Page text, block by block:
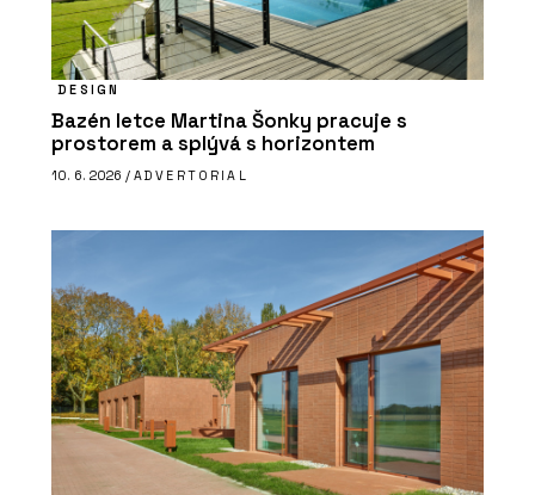
DESIGN
Bazén letce Martina Šonky pracuje s
prostorem a splývá s horizontem
10. 6. 2026 / ADVERTORIAL